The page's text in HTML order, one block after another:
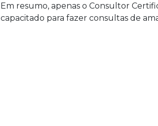
Em resumo, apenas o Consultor
capacitado para fazer consultas de